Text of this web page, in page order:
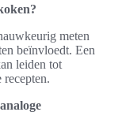
meten
beïnvloedt. Een
leiden tot